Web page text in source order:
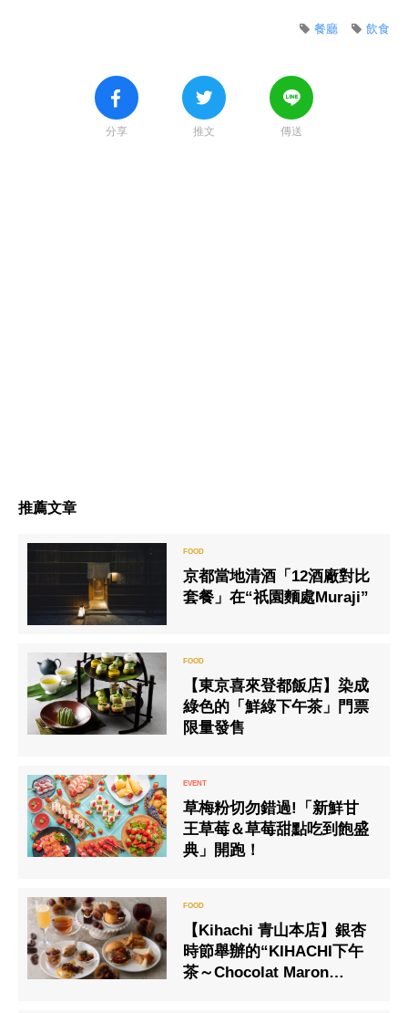
飲食
餐廳
分享 推文 傳送
推薦文章
京都當地清酒「12酒廠對比
套餐」在“祇園麵處Muraji”
【東京喜來登都飯店】染成
綠色的「鮮綠下午茶」門票
限量發售
草梅粉切勿錯過!「新鮮甘
王草莓＆草莓甜點吃到飽盛
典」開跑！
【Kihachi 青山本店】銀杏
時節舉辦的“KIHACHI下午
茶～Chocolat Maron